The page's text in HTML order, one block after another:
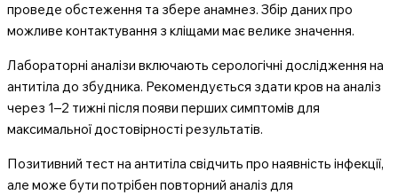
проведе обстеження та збере анамнез. Збір даних про
можливе контактування з кліщами має велике значення.
Лабораторні аналізи включають серологічні дослідження на
антитіла до збудника. Рекомендується здати кров на аналіз
через 1–2 тижні після появи перших симптомів для
максимальної достовірності результатів.
Позитивний тест на антитіла свідчить про наявність інфекції,
але може бути потрібен повторний аналіз для